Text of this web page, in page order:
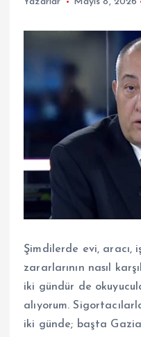
Şimdilerde evi, aracı,
zararlarının nasıl
iki gündür de
alıyorum.
iki günde; başta